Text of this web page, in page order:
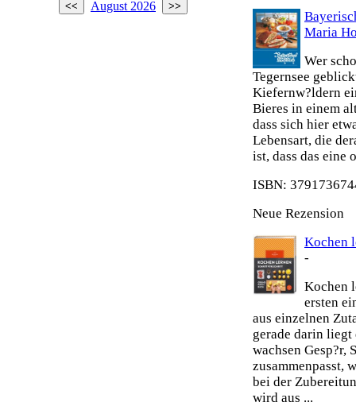
August 2026
Maria
Wer
Tegernsee
Kiefernw?ldern
Bieres in einem
dass sich hier
Lebensart, die
ist, dass das eine
ISBN:
Neue Rezension
Kochen
-
Kochen
ersten
aus einzelnen
gerade darin
wachsen Gesp?r,
zusammenpasst,
bei der
wird aus ...